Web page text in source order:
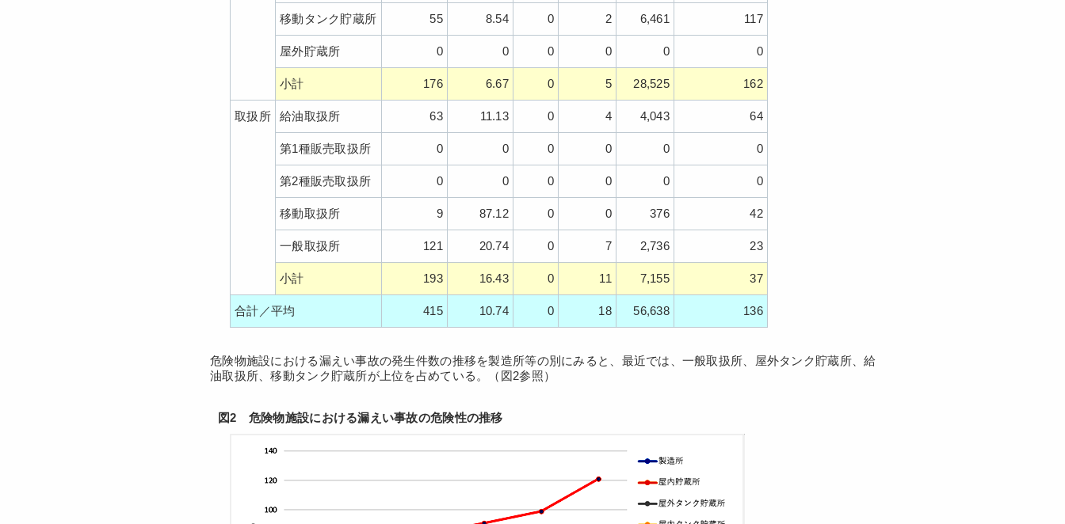
移動タンク貯蔵所 55 8.54 0 2 6,461 117
屋外貯蔵所 0 0 0 0 0 0
小計 176 6.67 0 5 28,525 162
取扱所 給油取扱所 63 11.13 0 4 4,043 64
第1種販売取扱所 0 0 0 0 0 0
第2種販売取扱所 0 0 0 0 0 0
移動取扱所 9 87.12 0 0 376 42
一般取扱所 121 20.74 0 7 2,736 23
小計 193 16.43 0 11 7,155 37
合計／平均 415 10.74 0 18 56,638 136
危険物施設における漏えい事故の発生件数の推移を製造所等の別にみると、最近では、一般取扱所、屋外タンク貯蔵所、給
油取扱所、移動タンク貯蔵所が上位を占めている。（図2参照）
図2 危険物施設における漏えい事故の危険性の推移